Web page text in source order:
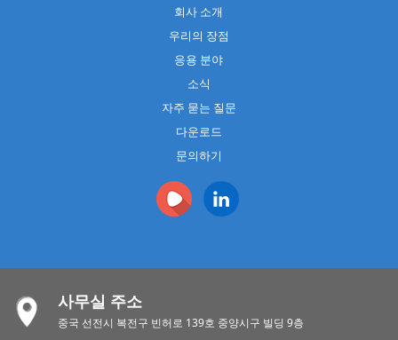
회사 소개
우리의 장점
응용 분야
소식
자주 묻는 질문
다운로드
문의하기
사무실 주소
중국 선전시 복전구 빈허로 139호 중양시구 빌딩 9층